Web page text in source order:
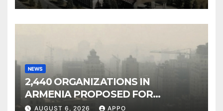
NEWS
2,440 ORGANIZATIONS IN
ARMENIA PROPOSED FOR
INCLUSION IN LIST OF AIR
AUGUST 6, 2026 APPO